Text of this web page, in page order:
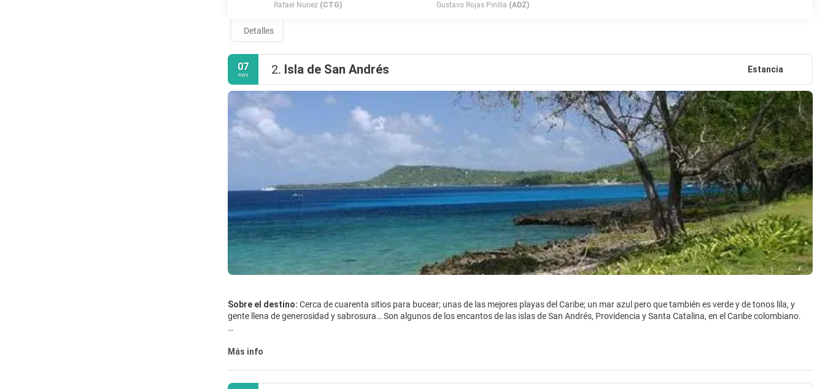
Rafael Nunez (CTG) Gustavo Rojas Pinilla (ADZ)
Detalles
07
nov 2. Isla de San Andrés Estancia
Sobre el destino: Cerca de cuarenta sitios para bucear; unas de las mejores playas del Caribe; un mar azul pero que también es verde y de tonos lila, y
gente llena de generosidad y sabrosura… Son algunos de los encantos de las islas de San Andrés, Providencia y Santa Catalina, en el Caribe colombiano.
combinadas con las sonrisas despreocupadas de sus habitantes convierten a este destino en uno de los mejores lugares para pasar unas vacaciones de
A 700 kilómetros de la costa continental colombiana se encuentra la isla de San Andrés, un pequeño paraíso en el que las influencias de ingleses,
Más info